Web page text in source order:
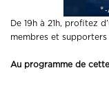
De 19h à 21h, profitez
membres et supporters
Au programme de